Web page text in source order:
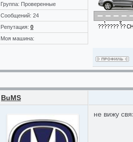
Группа: Проверенные
Сообщений: 24
Репутация: 0
Моя машина:
BuMS
не вижу